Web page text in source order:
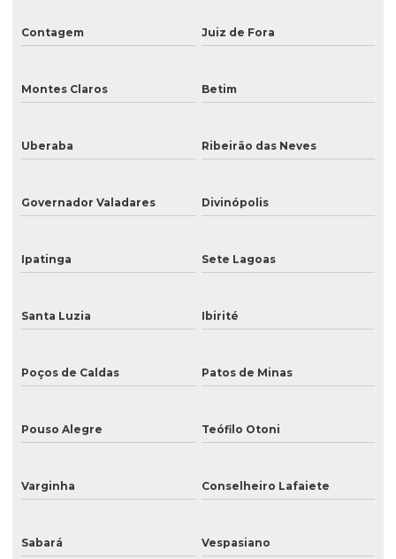
Tinta para plotter
Venda de cabeças de impressão para impressoras
Venda de tinta para impressão digital de grandes formatos
Contagem Juiz de Fora
Montes Claros Betim
Uberaba Ribeirão das Neves
Governador Valadares Divinópolis
Ipatinga Sete Lagoas
Santa Luzia Ibirité
Poços de Caldas Patos de Minas
Pouso Alegre Teófilo Otoni
Varginha Conselheiro Lafaiete
Sabará Vespasiano